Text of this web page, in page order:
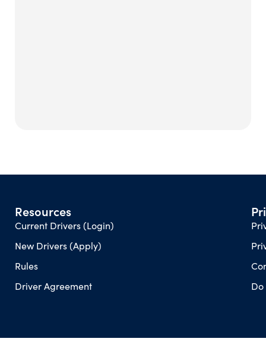
Resources
Current Drivers (Login)
New Drivers (Apply)
Rules
Driver Agreement